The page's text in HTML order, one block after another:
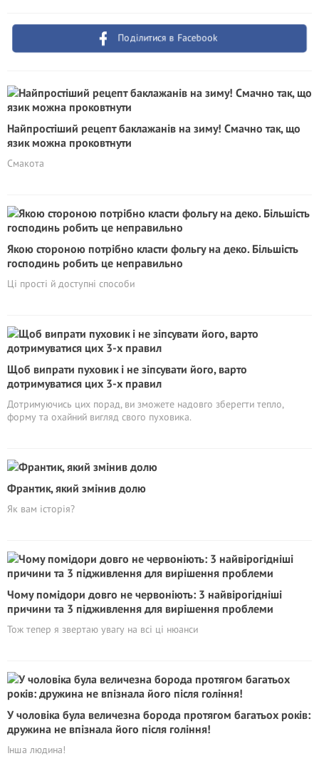
Поділитися в Facebook
Найпростіший рецепт баклажанів на зиму! Смачно так, що
язик можна проковтнути
Смакота
Якою стороною потрібно класти фольгу на деко. Більшість
господинь робить це неправильно
Ці прості й доступні способи
Щоб випрати пуховик і не зіпсувати його, варто
дотримуватися цих 3-х правил
Дотримуючись цих порад, ви зможете надовго зберегти тепло,
форму та охайний вигляд свого пуховика.
Франтик, який змінив долю
Як вам історія?
Чому помідори довго не червоніють: 3 найвірогідніші
причини та 3 підживлення для вирішення проблеми
Тож тепер я звертаю увагу на всі ці нюанси
У чоловіка була величезна борода протягом багатьох років:
дружина не впізнала його після гоління!
Інша людина!